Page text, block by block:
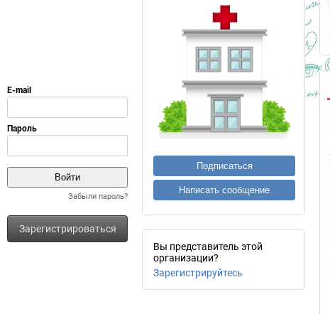
Забыли пароль?
Зарегистрироваться
Подписаться
Написать сообщение
Вы представитель этой
организации?
Зарегистрируйтесь